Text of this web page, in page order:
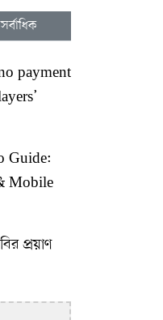
সর্বাধিক
payment
Guide:
Mobile
প্রয়াণ